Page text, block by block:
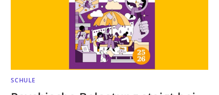
SCHULE